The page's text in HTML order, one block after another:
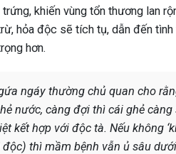
khiến vùng tổn thương lan
hỏa độc sẽ tích tụ, dẫn đến
hơn.
ngáy thường chủ quan cho
nước, càng đợi thì cái ghẻ
kết hợp với độc tà. Nếu không
độc) thì mầm bệnh vẫn ủ sâu